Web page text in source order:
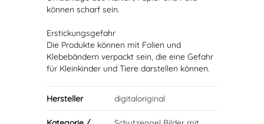
können scharf sein.
Erstickungsgefahr
Die Produkte können mit Folien und
Klebebändern verpackt sein, die eine Gefahr
für Kleinkinder und Tiere darstellen können.
Hersteller digitaloriginal